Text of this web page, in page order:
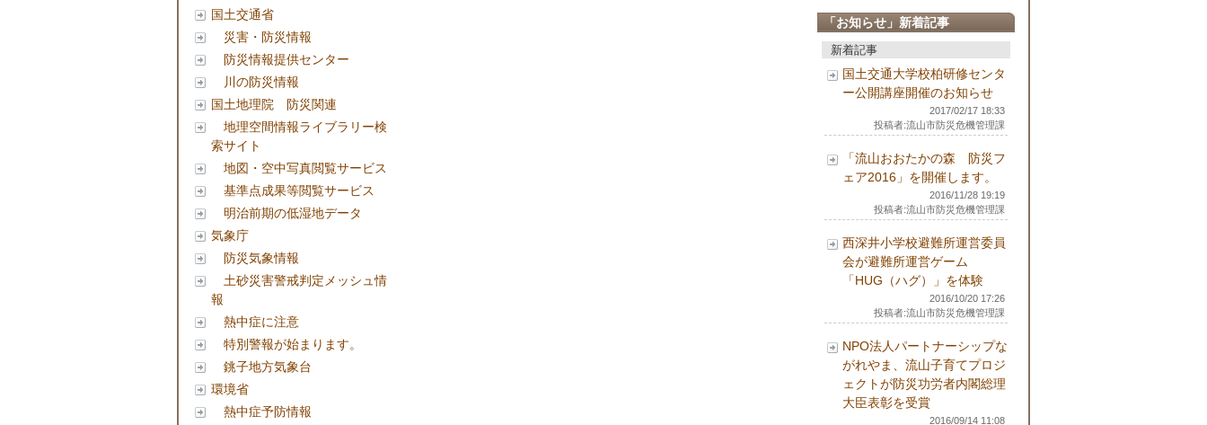
国土交通省
災害・防災情報
防災情報提供センター
川の防災情報
国土地理院 防災関連
地理空間情報ライブラリー検
索サイト
地図・空中写真閲覧サービス
基準点成果等閲覧サービス
明治前期の低湿地データ
気象庁
防災気象情報
土砂災害警戒判定メッシュ情
報
熱中症に注意
特別警報が始まります。
銚子地方気象台
環境省
熱中症予防情報
「お知らせ」新着記事
新着記事
国土交通大学校柏研修センタ
ー公開講座開催のお知らせ
2017/02/17 18:33
投稿者:流山市防災危機管理課
「流山おおたかの森 防災フ
ェア2016」を開催します。
2016/11/28 19:19
投稿者:流山市防災危機管理課
西深井小学校避難所運営委員
会が避難所運営ゲーム
「HUG（ハグ）」を体験
2016/10/20 17:26
投稿者:流山市防災危機管理課
NPO法人パートナーシップな
がれやま、流山子育てプロジ
ェクトが防災功労者内閣総理
大臣表彰を受賞
2016/09/14 11:08